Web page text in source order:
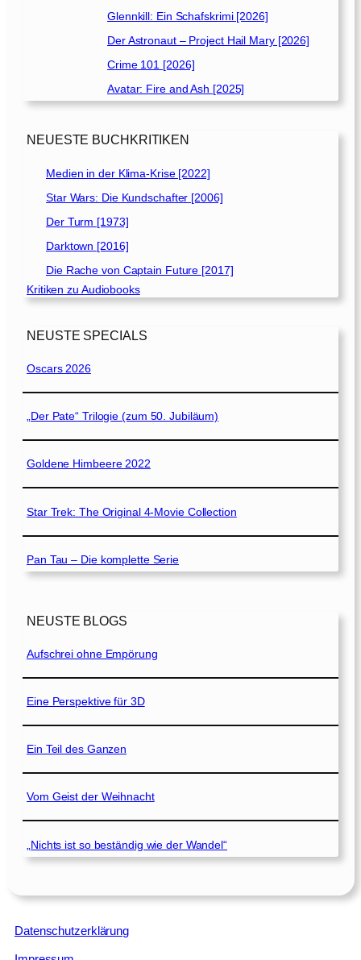
Glennkill: Ein Schafskrimi [2026]
Der Astronaut – Project Hail Mary [2026]
Crime 101 [2026]
Avatar: Fire and Ash [2025]
NEUESTE BUCHKRITIKEN
Medien in der Klima-Krise [2022]
Star Wars: Die Kundschafter [2006]
Der Turm [1973]
Darktown [2016]
Die Rache von Captain Future [2017]
Kritiken zu Audiobooks
NEUSTE SPECIALS
Oscars 2026
„Der Pate“ Trilogie (zum 50. Jubiläum)
Goldene Himbeere 2022
Star Trek: The Original 4-Movie Collection
Pan Tau – Die komplette Serie
NEUSTE BLOGS
Aufschrei ohne Empörung
Eine Perspektive für 3D
Ein Teil des Ganzen
Vom Geist der Weihnacht
„Nichts ist so beständig wie der Wandel“
Datenschutzerklärung